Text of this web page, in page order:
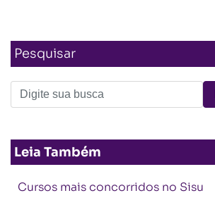
Pesquisar
Leia Também
Cursos mais concorridos no Sisu